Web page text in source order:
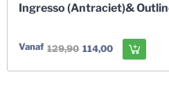
Ingresso (Antraciet)&
Vanaf 129,90 114,00